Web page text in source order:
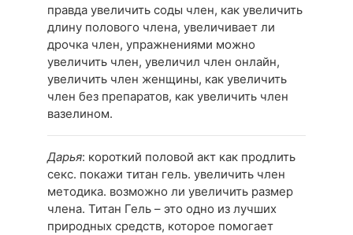
правда увеличить соды член, как увеличить
длину полового члена, увеличивает ли
дрочка член, упражнениями можно
увеличить член, увеличил член онлайн,
увеличить член женщины, как увеличить
член без препаратов, как увеличить член
вазелином.
Дарья: короткий половой акт как продлить
секс. покажи титан гель. увеличить член
методика. возможно ли увеличить размер
члена. Титан Гель – это одно из лучших
природных средств, которое помогает